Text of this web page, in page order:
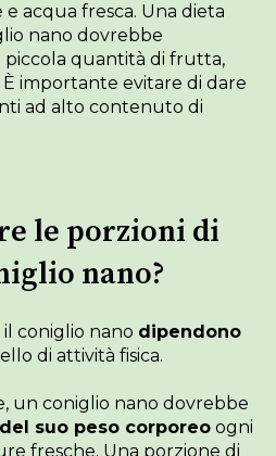
acqua fresca. Una dieta
nano dovrebbe
quantità di frutta,
importante evitare di dare
ad alto contenuto di
le porzioni di
nano?
coniglio nano dipendono
di attività fisica.
un coniglio nano dovrebbe
del suo peso corporeo ogni
fresche. Una porzione di